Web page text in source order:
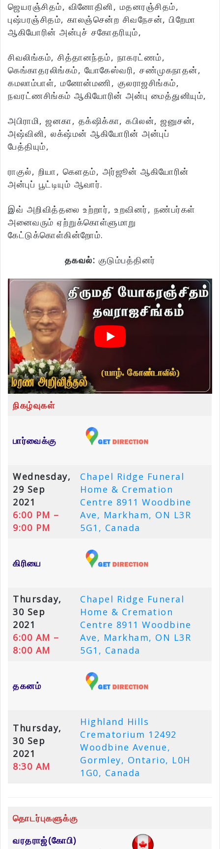
ஜெயரஞ்சிதம், வினோதினி, மதனரஞ்சிதம்,
புஷ்பரஞ்சிதம், காலஞ்சென்ற சிவநேசன், பிறேமா
ஆகியோரின் அன்புச் சகோதரியும்,
சிவலிங்கம், சித்தானந்தம், நாகரட்ணம்,
கெங்காதரலிங்கம், யோகேஸ்வரி, சண்முகநாதன்,
கமலாம்பாள், மனோன்மணி, குலராஜசிங்கம்,
நவரட்ணசிங்கம் ஆகியோரின் அன்பு மைத்துனியும்,
அபிராமி, ஜனகா, தக்‌ஷிக்கா, கபிலன், ஜனுசன்,
அஷ்வினி, லக்‌ஷ்மன் ஆகியோரின் அன்புப்
பேத்தியும்,
ராகுல், றியா, கெளதம், அர்ஜூன் ஆகியோரின்
அன்புப் பூட்டியும் ஆவார்.
இவ் அறிவித்தலை உற்றார், உறவினர், நண்பர்கள்
அனைவரும் ஏற்றுக்கொள்ளுமாறு
கேட்டுக்கொள்கின்றோம்.
தகவல்: குடும்பத்தினர்
நிகழ்வுகள்
பார்வைக்கு
Wednesday,
29 Sep
2021
6:00 PM –
9:00 PM
Chapel Ridge Funeral
Home & Cremation
Centre 8911 Woodbine
Ave, Markham, ON L3R
5G1, Canada
கிரியை
Thursday,
30 Sep
2021
6:00 AM –
8:00 AM
Chapel Ridge Funeral
Home & Cremation
Centre 8911 Woodbine
Ave, Markham, ON L3R
5G1, Canada
தகனம்
Thursday,
30 Sep
2021
8:30 AM
Highland Hills
Crematorium 12492
Woodbine Avenue,
Gormley, Ontario, L0H
1G0, Canada
தொடர்புகளுக்கு
வரதராஜ்(கோபி)